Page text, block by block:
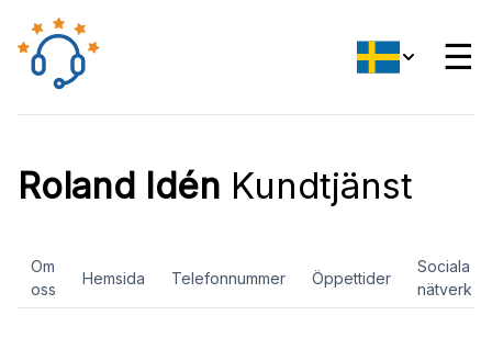
☰
Roland Idén Kundtjänst
Om
oss
Hemsida Telefonnummer Öppettider
Sociala
nätverk